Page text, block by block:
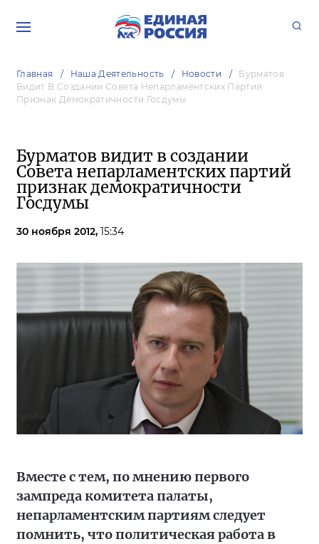
Главная Наша Деятельность Новости
Бурматов
Видит В Создании Совета Непарламентских Партий
Признак Демократичности Госдумы
Бурматов видит в создании
Совета непарламентских партий
признак демократичности
Госдумы
30 ноября 2012, 15:34
Вместе с тем, по мнению первого
зампреда комитета палаты,
непарламентским партиям следует
помнить, что политическая работа в